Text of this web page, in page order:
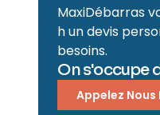
MaxiDébarras
h un devis
besoins.
On s'occupe
Appelez Nous